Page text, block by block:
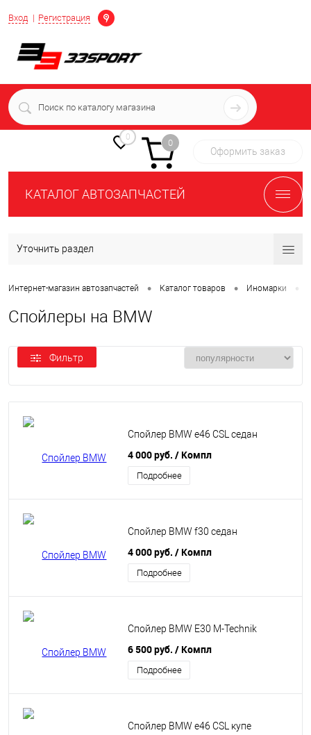
Вход Регистрация
Определение
+7 (939) 716-10-06
пн-пт 7:00-16:00 МСК
0
0
Оформить заказ
КАТАЛОГ АВТОЗАПЧАСТЕЙ
Уточнить раздел
Интернет-магазин автозапчастей • Каталог товаров • Иномарки •
Спойлеры на BMW
Фильтр
Спойлер BMW e46 CSL седан
4 000 руб. / Компл
Подробнее
Спойлер BMW f30 седан
4 000 руб. / Компл
Подробнее
Спойлер BMW E30 M-Technik
6 500 руб. / Компл
Подробнее
Спойлер BMW e46 CSL купе